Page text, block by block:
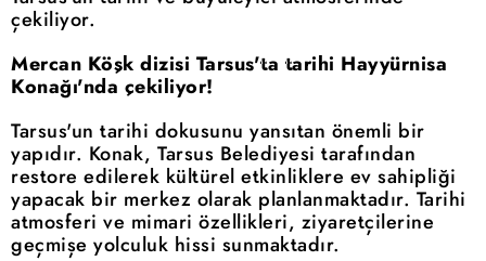
çekiliyor.
Mercan Köşk dizisi Tarsus'ta tarihi Hayyürnisa
Konağı'nda çekiliyor!
Tarsus'un tarihi dokusunu yansıtan önemli bir
yapıdır. Konak, Tarsus Belediyesi tarafından
restore edilerek kültürel etkinliklere ev sahipliği
yapacak bir merkez olarak planlanmaktadır. Tarihi
atmosferi ve mimari özellikleri, ziyaretçilerine
geçmişe yolculuk hissi sunmaktadır.